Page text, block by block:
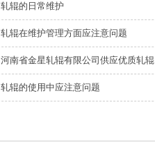
轧辊的日常维护
轧辊在维护管理方面应注意问题
河南省金星轧辊有限公司供应优质轧辊
轧辊的使用中应注意问题